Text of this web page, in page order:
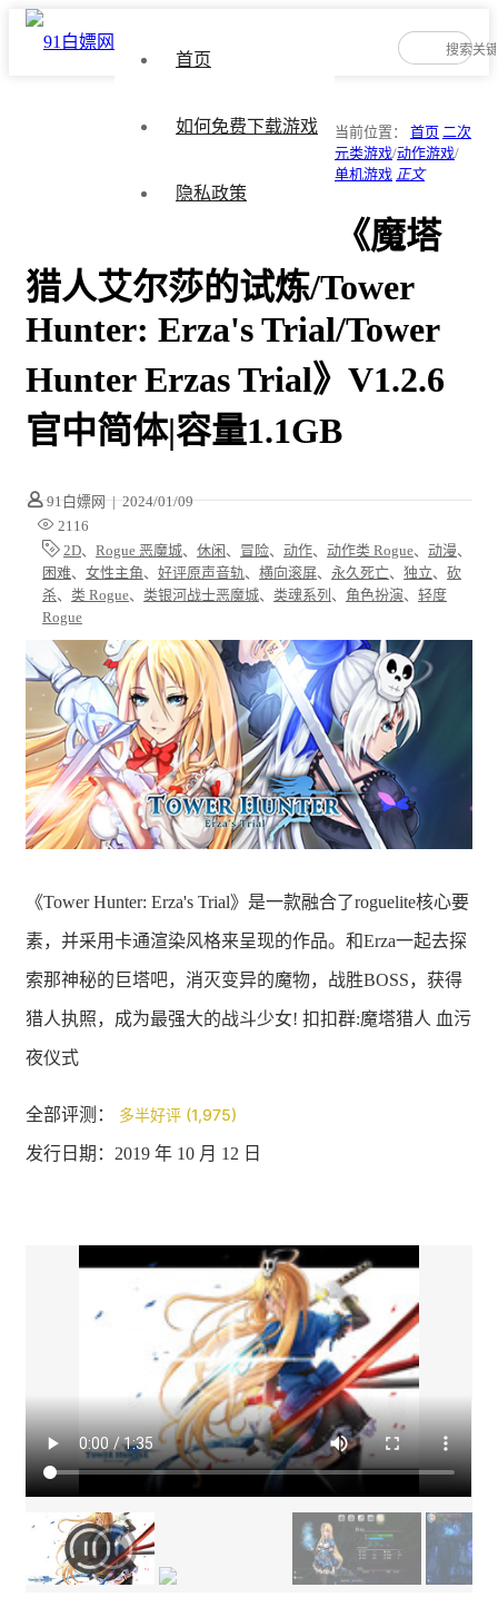
首页
如何免费下载游戏
隐私政策
当前位置： 首页 二次
元类游戏/动作游戏/
单机游戏 正文
《魔塔
猎人艾尔莎的试炼/Tower
Hunter: Erza's Trial/Tower
Hunter Erzas Trial》V1.2.6
官中简体|容量1.1GB
91白嫖网 | 2024/01/09
2116
2D、 Rogue 恶魔城、 休闲 、 冒险、 动作、 动作类 Rogue、 动漫、
困难、 女性主角、 好评原声音轨 、 横向滚屏、 永久死亡、 独立、 砍
杀、 类 Rogue、 类银河战士恶魔城、 类魂系列 、 角色扮演、 轻度
Rogue
《Tower Hunter: Erza's Trial》是一款融合了roguelite核心要
素，并采用卡通渲染风格来呈现的作品。和Erza一起去探
索那神秘的巨塔吧，消灭变异的魔物，战胜BOSS，获得
猎人执照，成为最强大的战斗少女! 扣扣群:魔塔猎人 血污
夜仪式
全部评测： 多半好评 (1,975)
发行日期：2019 年 10 月 12 日